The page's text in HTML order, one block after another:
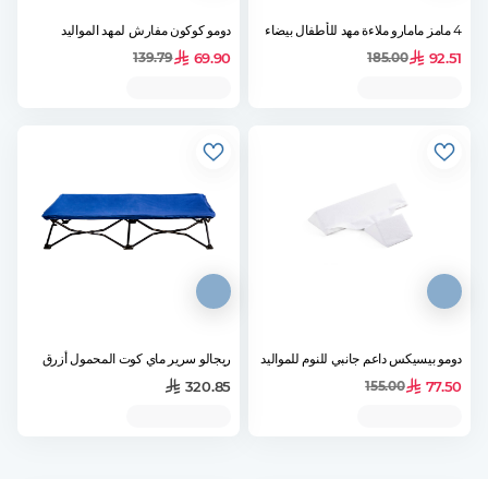
4 مامز مامارو ملاءة مهد للأطفال بيضاء
92.51
185.00
دومو كوكون مفارش لمهد المواليد
69.90
139.79
دومو بيسيكس داعم جانبي للنوم للمواليد
77.50
155.00
ريجالو سرير ماي كوت المحمول أزرق
320.85